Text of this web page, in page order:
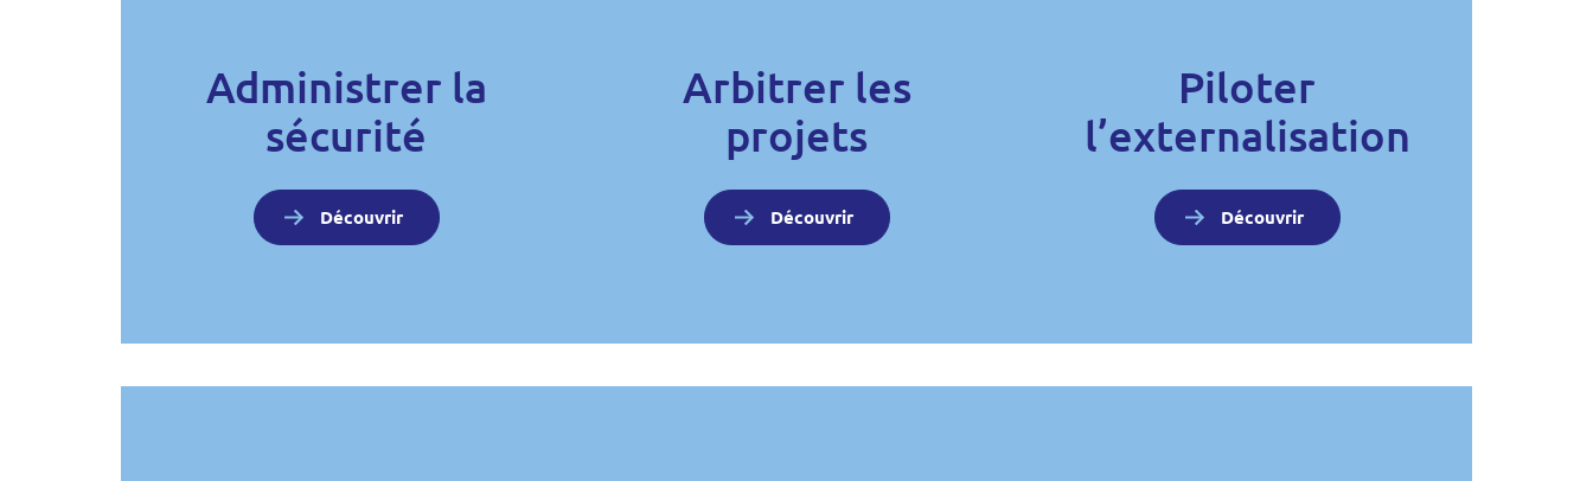
Sophos
SuitePro-G
Wikit
Administrer la
sécurité
Découvrir
Arbitrer les
projets
Découvrir
Piloter
l’externalisation
Découvrir